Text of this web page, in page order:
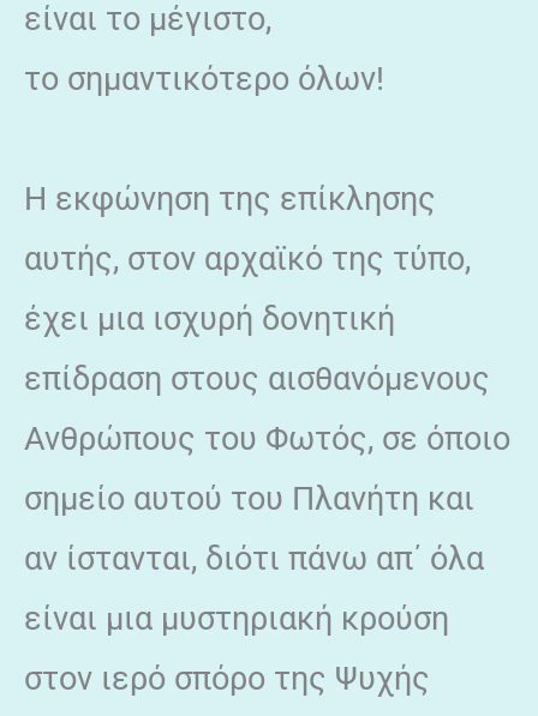
είναι το μέγιστο,
το σημαντικότερο όλων!
Η εκφώνηση της επίκλησης
αυτής, στον αρχαϊκό της τύπο,
έχει μια ισχυρή δονητική
επίδραση στους αισθανόμενους
Ανθρώπους του Φωτός, σε όποιο
σημείο αυτού του Πλανήτη και
αν ίστανται, διότι πάνω απ΄ όλα
είναι μια μυστηριακή κρούση
στον ιερό σπόρο της Ψυχής